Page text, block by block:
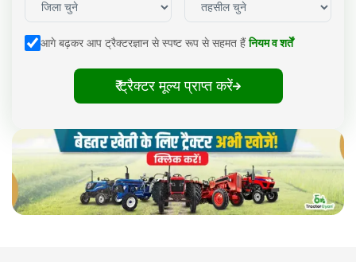
आगे बढ़कर आप ट्रैक्टरज्ञान से स्पष्ट रूप से सहमत हैं नियम व शर्तें
₹ ट्रैक्टर मूल्य प्राप्त करें